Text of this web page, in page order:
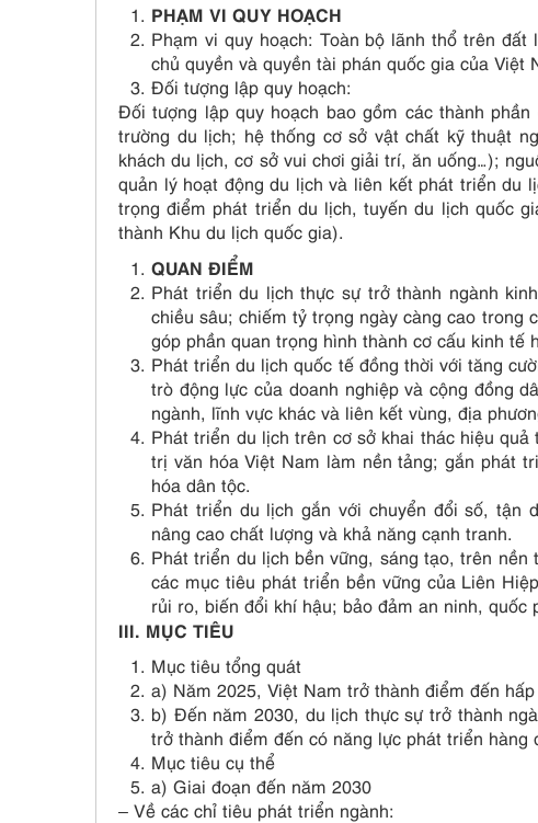
PHẠM VI QUY HOẠCH
Phạm vi quy hoạch: Toàn bộ lãnh thổ trên
chủ quyền và quyền tài phán quốc gia của Việt
Đối tượng lập quy hoạch:
Đối tượng lập quy hoạch bao gồm các thành
trường du lịch; hệ thống cơ sở vật chất kỹ thuật
khách du lịch, cơ sở vui chơi giải trí, ăn uống…);
quản lý hoạt động du lịch và liên kết phát triển du
trọng điểm phát triển du lịch, tuyến du lịch quốc
thành Khu du lịch quốc gia).
QUAN ĐIỂM
Phát triển du lịch thực sự trở thành ngành
chiều sâu; chiếm tỷ trọng ngày càng cao trong
góp phần quan trọng hình thành cơ cấu kinh tế
Phát triển du lịch quốc tế đồng thời với tăng
trò động lực của doanh nghiệp và cộng đồng
ngành, lĩnh vực khác và liên kết vùng, địa
Phát triển du lịch trên cơ sở khai thác hiệu
trị văn hóa Việt Nam làm nền tảng; gắn phát
hóa dân tộc.
Phát triển du lịch gắn với chuyển đổi số, tận
nâng cao chất lượng và khả năng cạnh tranh.
Phát triển du lịch bền vững, sáng tạo, trên
các mục tiêu phát triển bền vững của Liên
rủi ro, biến đổi khí hậu; bảo đảm an ninh, quốc
III. MỤC TIÊU
Mục tiêu tổng quát
a) Năm 2025, Việt Nam trở thành điểm đến
b) Đến năm 2030, du lịch thực sự trở thành
trở thành điểm đến có năng lực phát triển hàng
Mục tiêu cụ thể
a) Giai đoạn đến năm 2030
– Về các chỉ tiêu phát triển ngành: